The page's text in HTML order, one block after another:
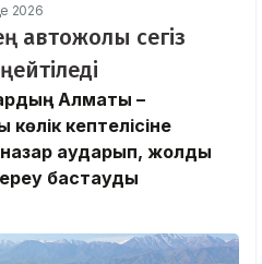
2026
автожолы сегіз
Алматы –
кептелісіне
аударып, жолды
бастауды